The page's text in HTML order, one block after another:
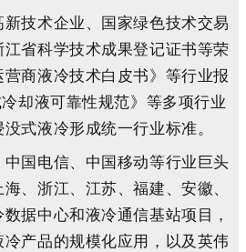
技术企业、国家绿色技术交易
省科学技术成果登记证书等荣
商液冷技术白皮书》等行业报
却液可靠性规范》等多项行业
式液冷形成统一行业标准。
国电信、中国移动等行业巨头
、浙江、江苏、福建、安徽、
据中心和液冷通信基站项目，
产品的规模化应用，以及英伟